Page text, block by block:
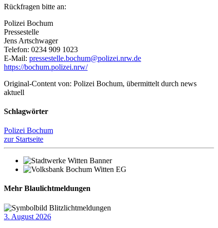
Rückfragen bitte an:
Polizei Bochum
Pressestelle
Jens Artschwager
Telefon: 0234 909 1023
E-Mail: pressestelle.bochum@polizei.nrw.de
https://bochum.polizei.nrw/
Original-Content von: Polizei Bochum, übermittelt durch news
aktuell
Schlagwörter
Polizei Bochum
zur Startseite
Mehr Blaulichtmeldungen
3. August 2026